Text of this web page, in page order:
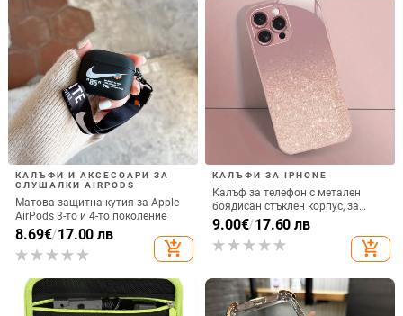
КАЛЪФИ И АКСЕСОАРИ ЗА
СЛУШАЛКИ AIRPODS
Матова защитна кутия за Apple
AirPods 3-то и 4-то поколение
8.69€/17.00 лв
add_shopping_cart
КАЛЪФИ ЗА IPHONE
Калъф за телефон с метален
боядисан стъклен корпус, за
iPhone 11–14 Pro Max,
охлаждане, модел YK263
9.00€/17.60 лв
add_shopping_cart